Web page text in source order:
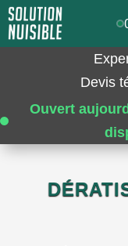
Devis
Ouvert